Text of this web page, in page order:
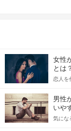
女性
とは
恋人を
てアプ
格的に
をしっ
記事で
男性
いや
気にな